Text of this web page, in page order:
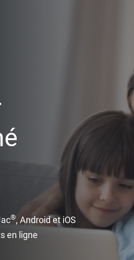
®, Android et iOS
en ligne